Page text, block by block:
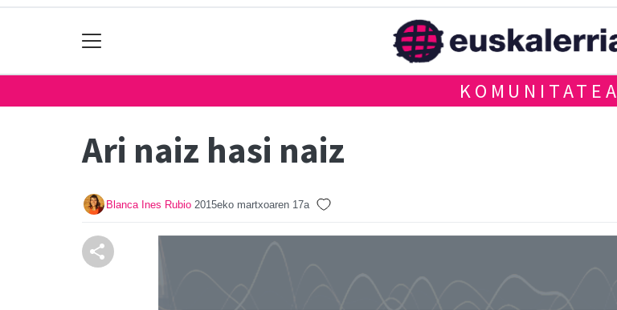
KOMUNITATEA
Ari naiz hasi naiz
Blanca Ines Rubio 2015eko martxoaren 17a